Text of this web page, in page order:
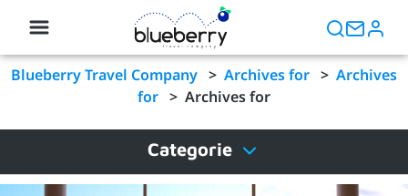
Blueberry Travel Company > Archives for > Archives
for > Archives for
Categorie